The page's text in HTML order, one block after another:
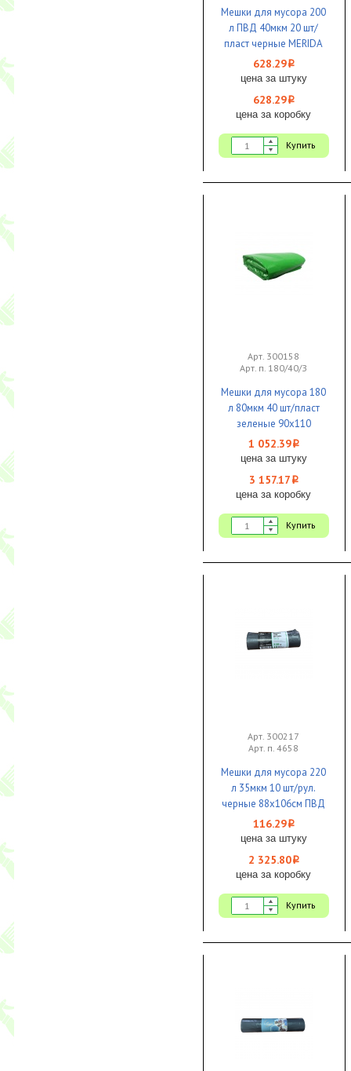
Мешки для мусора 200
л ПВД 40мкм 20 шт/
пласт черные MERIDA
ОПТИМУМ 1/1
628.29i
цена за штуку
628.29i
цена за коробку
Купить
Арт. 300158
Арт. п. 180/40/З
Мешки для мусора 180
л 80мкм 40 шт/пласт
зеленые 90х110
особопрочные 1/3
1 052.39i
цена за штуку
3 157.17 i
цена за коробку
Купить
Арт. 300217
Арт. п. 4658
Мешки для мусора 220
л 35мкм 10 шт/рул.
черные 88х106см ПВД
"ЭКО" 1/20 КБ
116.29i
цена за штуку
2 325.80i
цена за коробку
Купить